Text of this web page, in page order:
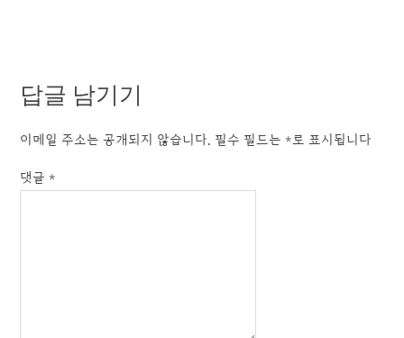
답글 남기기
이메일 주소는 공개되지 않습니다. 필수 필드는 *로 표시됩니다
댓글 *